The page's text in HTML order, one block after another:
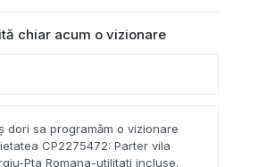
chiar acum o vizionare